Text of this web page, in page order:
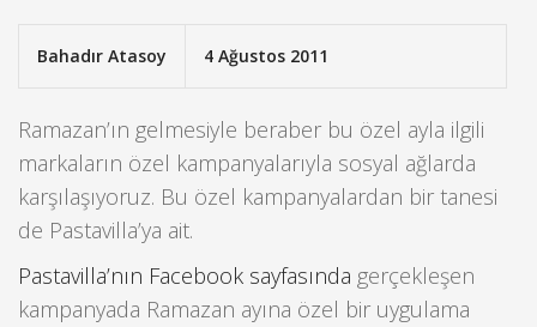
Bahadır Atasoy 4 Ağustos 2011
Ramazan’ın gelmesiyle beraber bu özel ayla ilgili
markaların özel kampanyalarıyla sosyal ağlarda
karşılaşıyoruz. Bu özel kampanyalardan bir tanesi
de Pastavilla’ya ait.
Pastavilla’nın Facebook sayfasında gerçekleşen
kampanyada Ramazan ayına özel bir uygulama